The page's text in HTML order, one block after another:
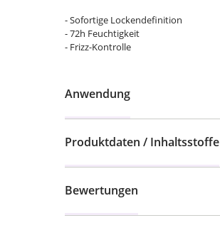
- Sofortige Lockendefinition
- 72h Feuchtigkeit
- Frizz-Kontrolle
Anwendung
Produktdaten / Inhaltsstoffe
Bewertungen